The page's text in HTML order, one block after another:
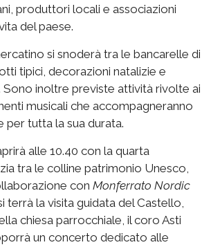
produttori locali e associazioni
del paese.
si snoderà tra le bancarelle di
tipici, decorazioni natalizie e
inoltre previste attività rivolte ai
musicali che accompagneranno
per tutta la sua durata.
alle 10.40 con la quarta
tra le colline patrimonio Unesco,
con Monferrato Nordic
terrà la visita guidata del Castello,
chiesa parrocchiale, il coro Asti
un concerto dedicato alle